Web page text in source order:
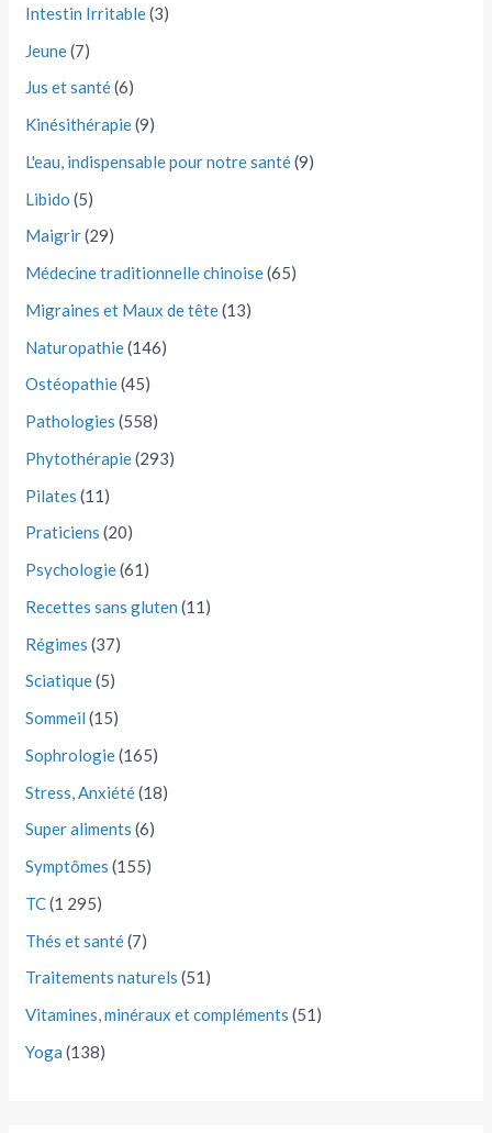
Intestin Irritable(3)
Jeune(7)
Jus et santé(6)
Kinésithérapie(9)
L'eau, indispensable pour notre santé(9)
Libido (5)
Maigrir(29)
Médecine traditionnelle chinoise(65)
Migraines et Maux de tête(13)
Naturopathie(146)
Ostéopathie(45)
Pathologies (558)
Phytothérapie(293)
Pilates (11)
Praticiens (20)
Psychologie(61)
Recettes sans gluten (11)
Régimes (37)
Sciatique(5)
Sommeil (15)
Sophrologie(165)
Stress, Anxiété(18)
Super aliments (6)
Symptômes (155)
TC(1 295)
Thés et santé(7)
Traitements naturels (51)
Vitamines, minéraux et compléments (51)
Yoga (138)